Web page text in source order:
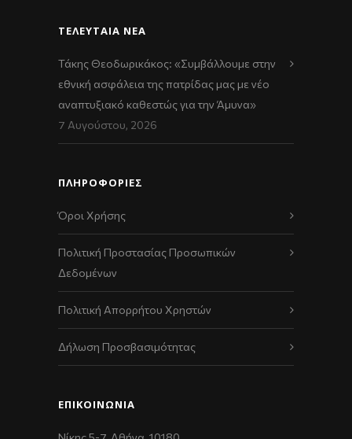
ΤΕΛΕΥΤΑΊΑ ΝΈΑ
Τάκης Θεοδωρικάκος: «Συμβάλλουμε στην
εθνική ασφάλεια της πατρίδας μας με νέο
αναπτυξιακό καθεστώς για την Άμυνα»
7 Αυγούστου, 2026
ΠΛΗΡΟΦΟΡΙΕΣ
Όροι Χρήσης
Πολιτική Προστασίας Προσωπικών
Δεδομένων
Πολιτική Απορρήτου Χρηστών
Δήλωση Προσβασιμότητας
ΕΠΙΚΟΙΝΩΝΊΑ